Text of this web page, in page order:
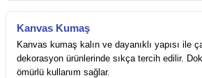
Kanvas Kumaş
Kanvas kumaş kalın ve dayanıklı yapısı ile
dekorasyon ürünlerinde sıkça tercih edilir.
ömürlü kullanım sağlar.